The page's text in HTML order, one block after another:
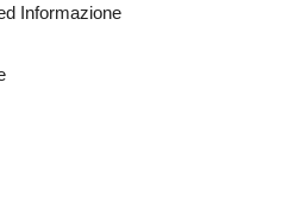
Informazione